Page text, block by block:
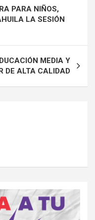
PARA NIÑOS,
LA SESIÓN
MEDIA Y
DE ALTA CALIDAD